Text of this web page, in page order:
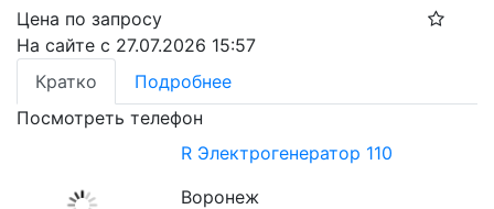
Цена по запросу
На сайте с 27.07.2026 15:57
Кратко
Подробнее
Посмотреть телефон
R Электрогенератор 110
Воронеж